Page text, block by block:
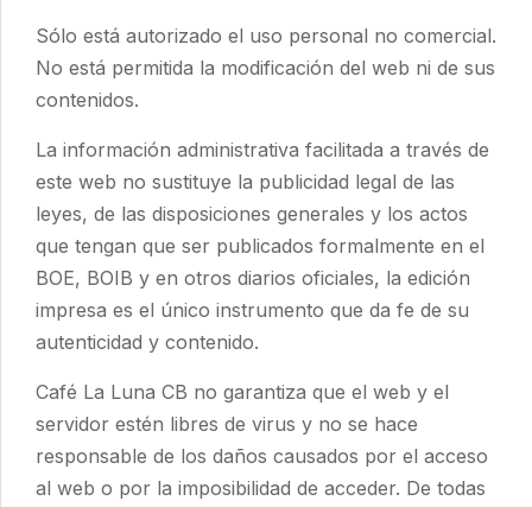
Sólo está autorizado el uso personal no comercial.
No está permitida la modificación del web ni de sus
contenidos.
La información administrativa facilitada a través de
este web no sustituye la publicidad legal de las
leyes, de las disposiciones generales y los actos
que tengan que ser publicados formalmente en el
BOE, BOIB y en otros diarios oficiales, la edición
impresa es el único instrumento que da fe de su
autenticidad y contenido.
Café La Luna CB no garantiza que el web y el
servidor estén libres de virus y no se hace
responsable de los daños causados por el acceso
al web o por la imposibilidad de acceder. De todas